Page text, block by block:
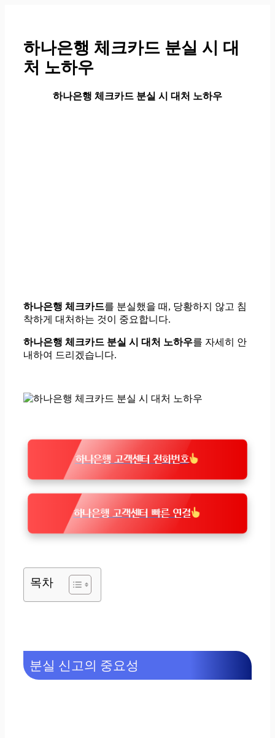
하나은행 체크카드 분실 시 대
처 노하우
하나은행 체크카드 분실 시 대처 노하우
하나은행 체크카드를 분실했을 때, 당황하지 않고 침
착하게 대처하는 것이 중요합니다.
하나은행 체크카드 분실 시 대처 노하우를 자세히 안
내하여 드리겠습니다.
하나은행 고객센터 전화번호
하나은행 고객센터 빠른 연결
목차
분실 신고의 중요성